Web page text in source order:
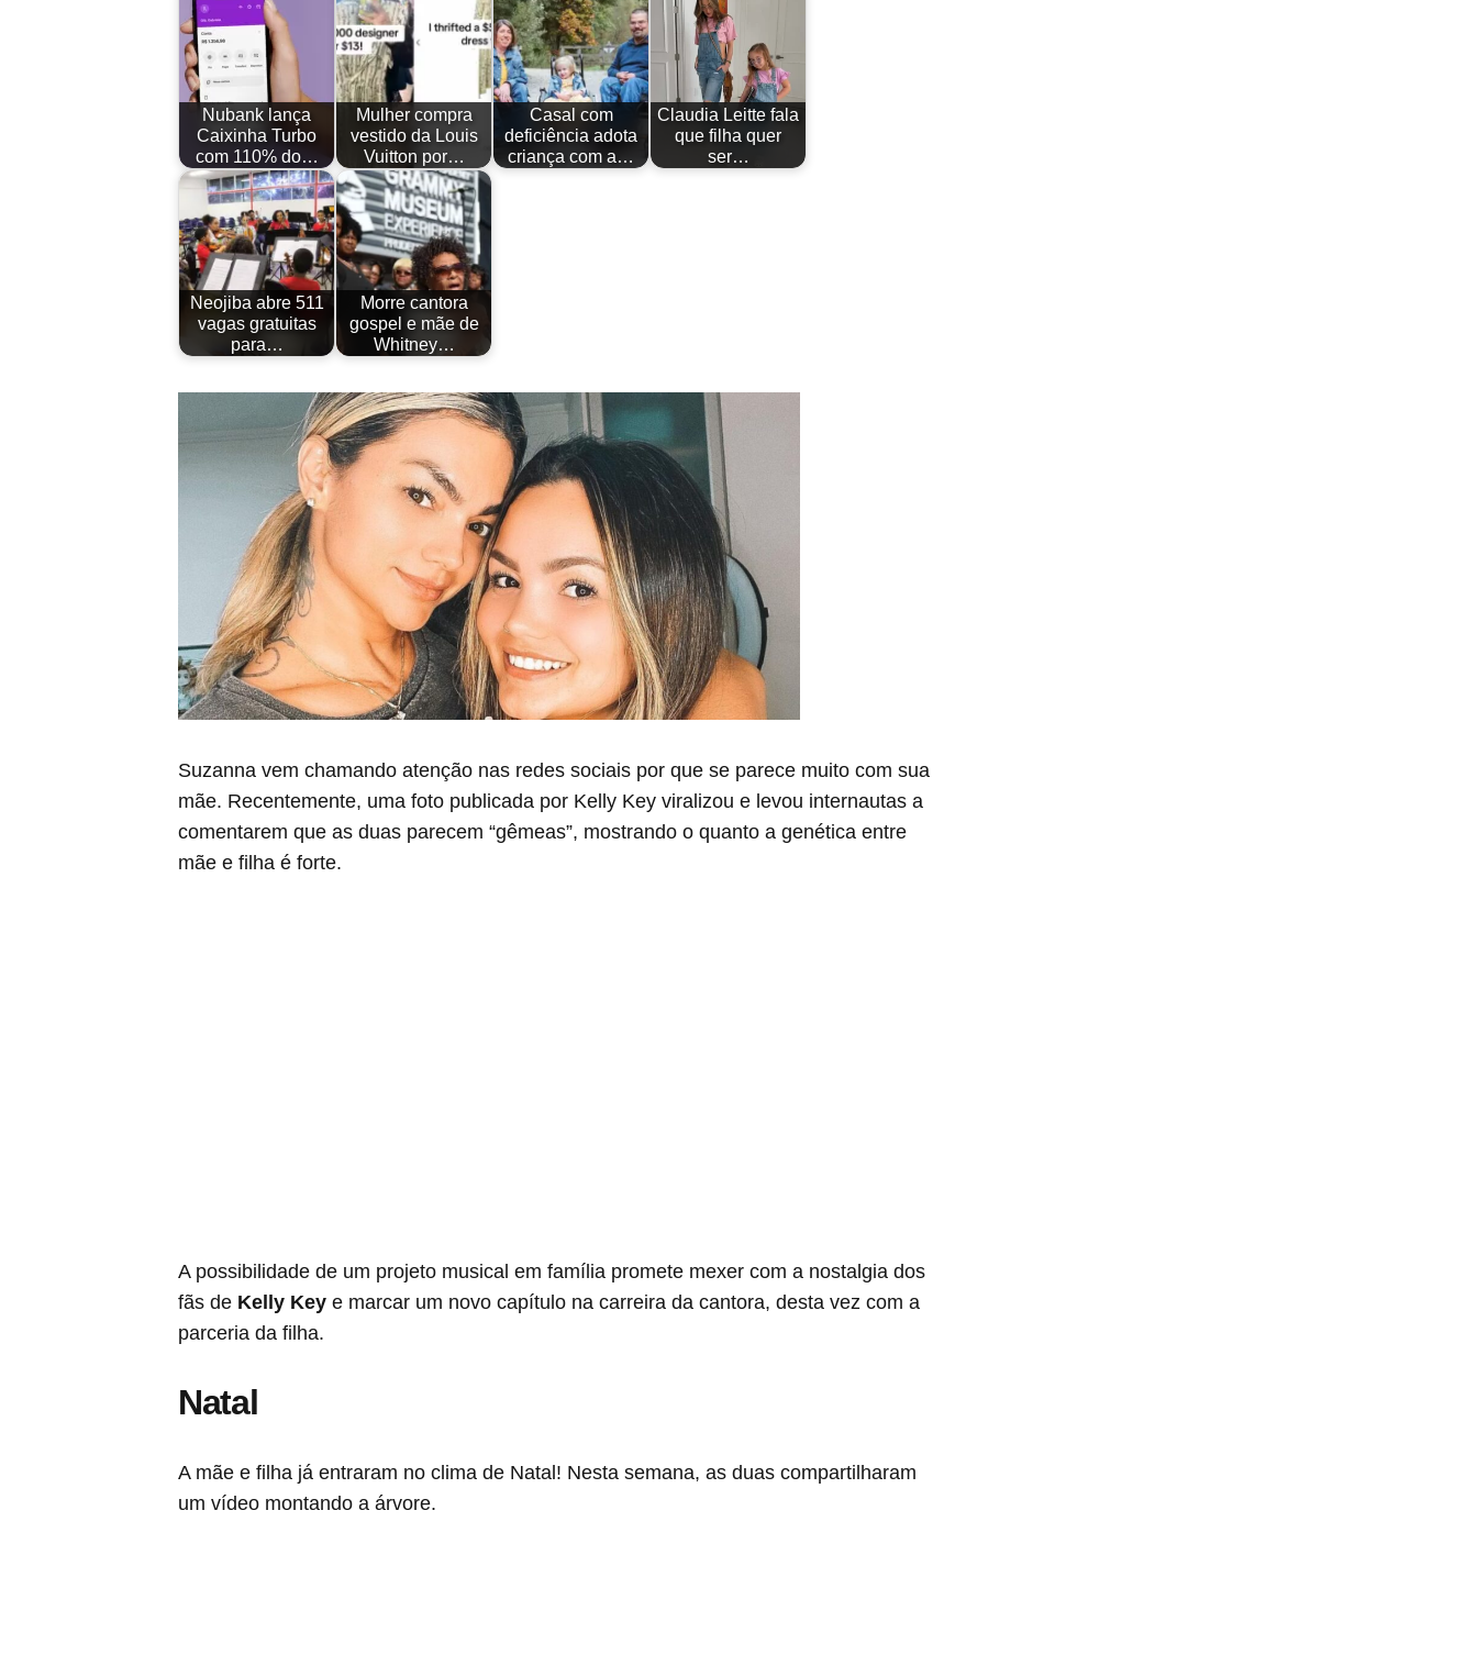
Nubank lança
Caixinha Turbo
com 110% do…
Mulher compra
vestido da Louis
Vuitton por…
Casal com
deficiência adota
criança com a…
Claudia Leitte fala
que filha quer
ser…
Neojiba abre 511
vagas gratuitas
para…
Morre cantora
gospel e mãe de
Whitney…
Suzanna vem chamando atenção nas redes sociais por que se parece muito com sua
mãe. Recentemente, uma foto publicada por Kelly Key viralizou e levou internautas a
comentarem que as duas parecem “gêmeas”, mostrando o quanto a genética entre
mãe e filha é forte.
A possibilidade de um projeto musical em família promete mexer com a nostalgia dos
fãs de Kelly Key e marcar um novo capítulo na carreira da cantora, desta vez com a
parceria da filha.
Natal
A mãe e filha já entraram no clima de Natal! Nesta semana, as duas compartilharam
um vídeo montando a árvore.